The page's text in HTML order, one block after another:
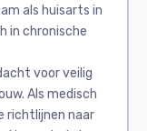
als huisarts in
in chronische
voor veilig
Als medisch
richtlijnen naar